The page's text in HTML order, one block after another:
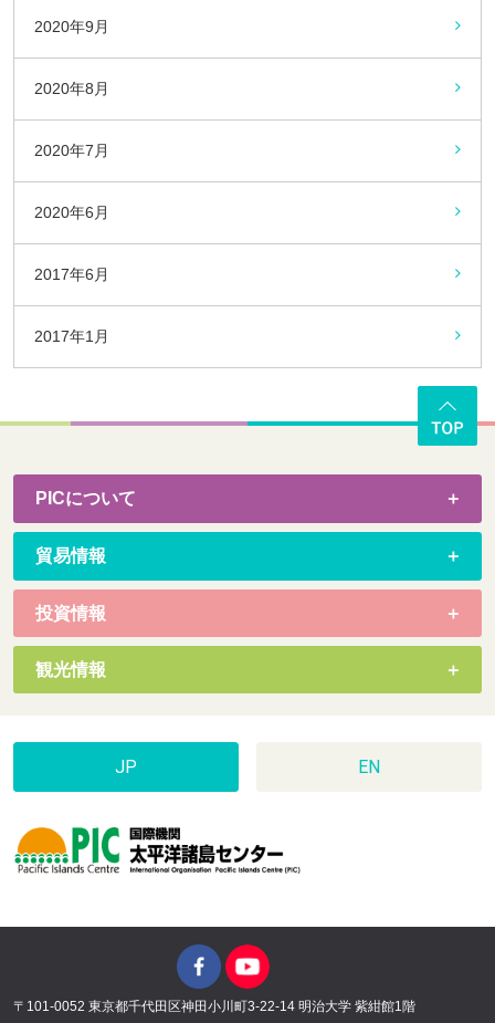
2020年9月
2020年8月
2020年7月
2020年6月
2017年6月
2017年1月
PICについて
貿易情報
投資情報
観光情報
JP EN
〒101-0052 東京都千代田区神田小川町3-22-14 明治大学 紫紺館1階